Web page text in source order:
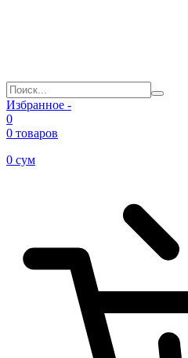
Избранное -
0
0 товаров
0 сум